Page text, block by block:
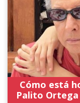
Cómo está
Palito Ortega